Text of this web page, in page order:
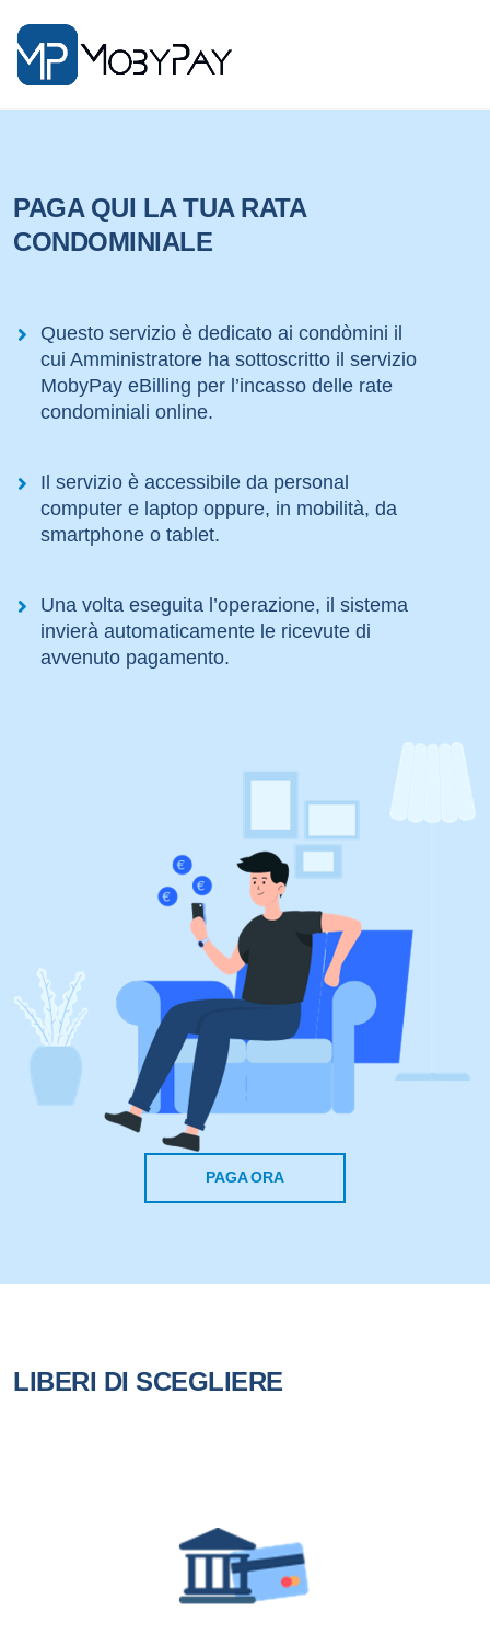
PAGA QUI LA TUA RATA
CONDOMINIALE
Questo servizio è dedicato ai condòmini il
cui Amministratore ha sottoscritto il servizio
MobyPay eBilling per l’incasso delle rate
condominiali online.
Il servizio è accessibile da personal
computer e laptop oppure, in mobilità, da
smartphone o tablet.
Una volta eseguita l’operazione, il sistema
invierà automaticamente le ricevute di
avvenuto pagamento.
PAGA ORA
LIBERI DI SCEGLIERE